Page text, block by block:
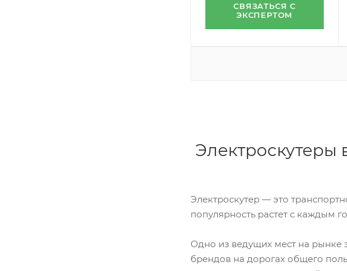
СВЯЗАТЬСЯ С
ЭКСПЕРТОМ
Электроскутеры
Электроскутер — это
популярность растет с каждым
Одно из ведущих мест на рынке
брендов на дорогах общего